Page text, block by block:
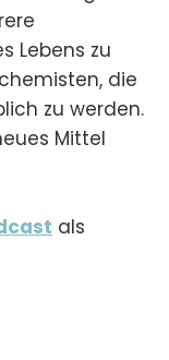
Lebens zu
die
zu werden.
Mittel
als